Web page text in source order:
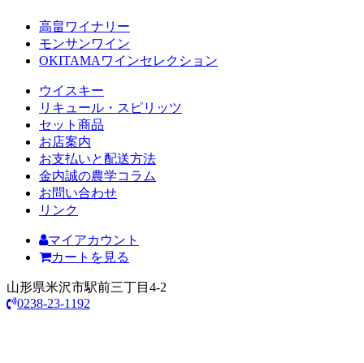
高畠ワイナリー
モンサンワイン
OKITAMAワインセレクション
ウイスキー
リキュール・スピリッツ
セット商品
お店案内
お支払いと配送方法
金内誠の農学コラム
お問い合わせ
リンク
マイアカウント
カートを見る
山形県米沢市駅前三丁目4-2
0238-23-1192